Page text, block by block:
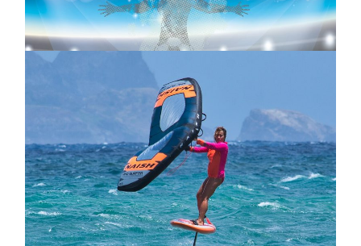
Wingfoil, Vaina Picot : la pépite
Guadeloupéenne
22/10/2025